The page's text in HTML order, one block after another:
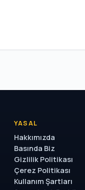
YASAL
Hakkımızda
Basında Biz
Gizlilik Politikası
Çerez Politikası
Kullanım Şartları